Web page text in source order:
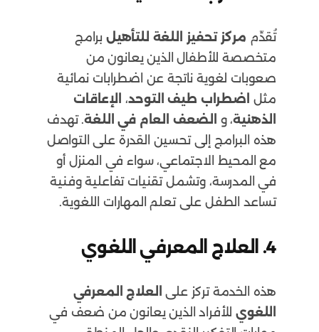
تُقدِّم مركز تحفيز اللغة للتأهيل برامج
متخصصة للأطفال الذين يعانون من
صعوبات لغوية ناتجة عن اضطرابات نمائية
مثل اضطراب طيف التوحد،
الإعاقات
الذهنية، و الضعف العام في اللغة. تهدف
هذه البرامج إلى تحسين القدرة على التواصل
مع المحيط الاجتماعي، سواء في المنزل أو
في المدرسة، وتشمل تقنيات تفاعلية وفنية
تساعد الطفل على تعلم المهارات اللغوية.
4. العلاج المعرفي اللغوي
هذه الخدمة تركز على العلاج المعرفي
اللغويللأفراد الذين يعانون من ضعف في